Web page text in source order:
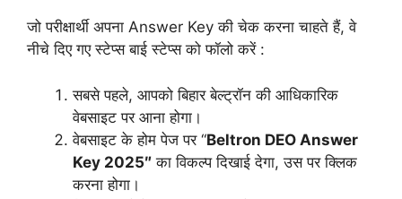
जो परीक्षार्थी अपना Answer Key की चेक करना चाहते हैं, वे
नीचे दिए गए स्टेप्स बाई स्टेप्स को फॉलो करें :
सबसे पहले, आपको बिहार बेल्ट्रॉन की आधिकारिक
वेबसाइट पर आना होगा।
वेबसाइट के होम पेज पर “Beltron DEO Answer
Key 2025″ का विकल्प दिखाई देगा, उस पर क्लिक
करना होगा।